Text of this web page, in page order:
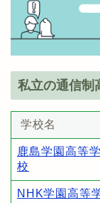
私立の通信制
学校名
鹿島学園高等学
校
NHK学園高等